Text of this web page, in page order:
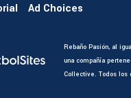
Ad Choices
Rebaño Pasión, al
una compañía
Collective. Todos los